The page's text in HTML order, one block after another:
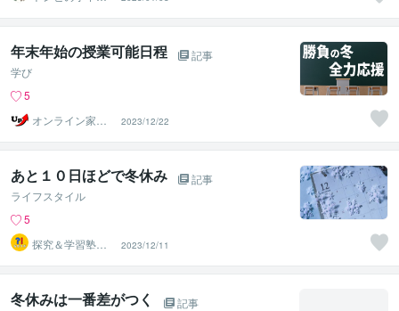
受検する
年末年始の授業可能日程
記事
学び
5
オンライン家庭
教師のUp先生
2023/12/22
あと１０日ほどで冬休み
記事
ライフスタイル
5
探究＆学習塾｜
なぜラボ
2023/12/11
冬休みは一番差がつく
記事